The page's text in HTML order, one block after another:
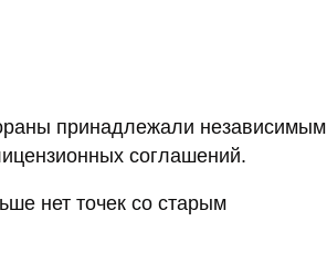
принадлежали независимым
соглашений.
нет точек со старым